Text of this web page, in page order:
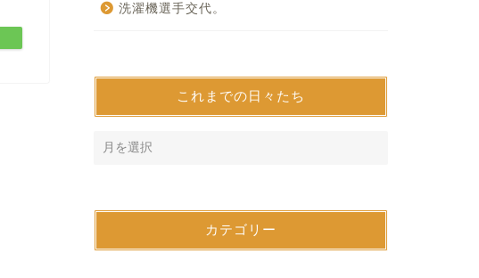
洗濯機選手交代。
これまでの日々たち
カテゴリー